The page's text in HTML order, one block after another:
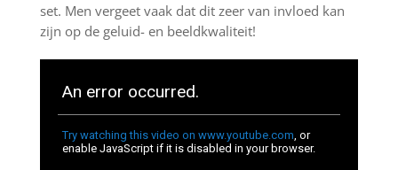
set. Men vergeet vaak dat dit zeer van invloed kan
zijn op de geluid- en beeldkwaliteit!